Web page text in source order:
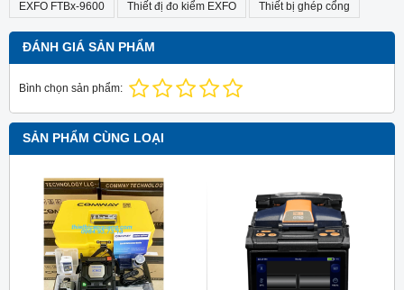
EXFO FTBx-9600 Thiết đị đo kiểm EXFO Thiết bị ghép cổng
ĐÁNH GIÁ SẢN PHẨM
Bình chọn sản phẩm:
SẢN PHẨM CÙNG LOẠI